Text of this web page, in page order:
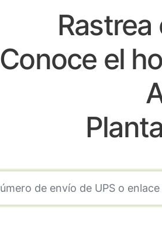
Conoce el